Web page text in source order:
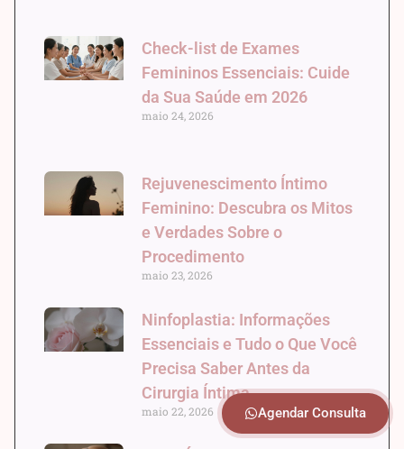
Check-list de Exames
Femininos Essenciais: Cuide
da Sua Saúde em 2026
maio 24, 2026
Rejuvenescimento Íntimo
Feminino: Descubra os Mitos
e Verdades Sobre o
Procedimento
maio 23, 2026
Ninfoplastia: Informações
Essenciais e Tudo o Que Você
Precisa Saber Antes da
Cirurgia Íntima
maio 22, 2026 Agendar Consulta